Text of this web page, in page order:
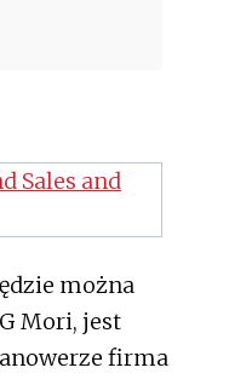
można
Mori, jest
firma